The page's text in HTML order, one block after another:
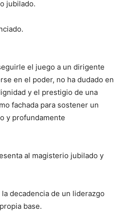
jubilado.
el juego a un dirigente
en el poder, no ha dudado en
y el prestigio de una
fachada para sostener un
y profundamente
al magisterio jubilado y
decadencia de un liderazgo
base.